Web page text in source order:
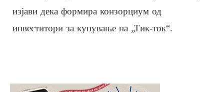
изјави дека формира конзорциум од
инвеститори за купување на „Тик-ток“.